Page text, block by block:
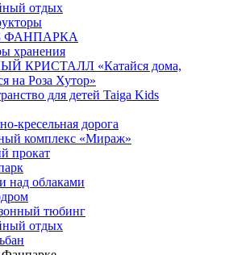
отдых
ФАНПАРКА
хранения
КРИСТАЛЛ «Катайся дома,
на Роза Хутор»
для детей Taiga Kids
кресельная дорога
комплекс «Мираж»
прокат
над облаками
тюбинг
отдых